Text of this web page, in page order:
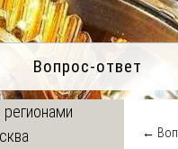
Вопрос-ответ
←